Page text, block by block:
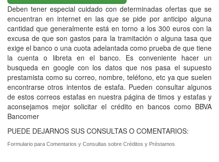
Deben tener especial cuidado con determinadas ofertas que se
encuentran en internet en las que se pide por anticipo alguna
cantidad que generalmente está en torno a los 300 euros con la
excusa de que son gastos para la tramitación o alguna tasa que
exige el banco o una cuota adelantada como prueba de que tiene
la cuenta o libreta en el banco. Es conveniente hacer un
busqueda en google con los datos que nos pasa el supuesto
prestamista como su correo, nombre, teléfono, etc ya que suelen
encontrarse otros intentos de estafa. Pueden consultar algunos
de estos correos estafas en nuestra página de timos y estafas y
aconsejamos mejor solicitar el crédito en bancos como BBVA
Bancomer
PUEDE DEJARNOS SUS CONSULTAS O COMENTARIOS:
Formulario para Comentarios y Consultas sobre Créditos y Préstamos